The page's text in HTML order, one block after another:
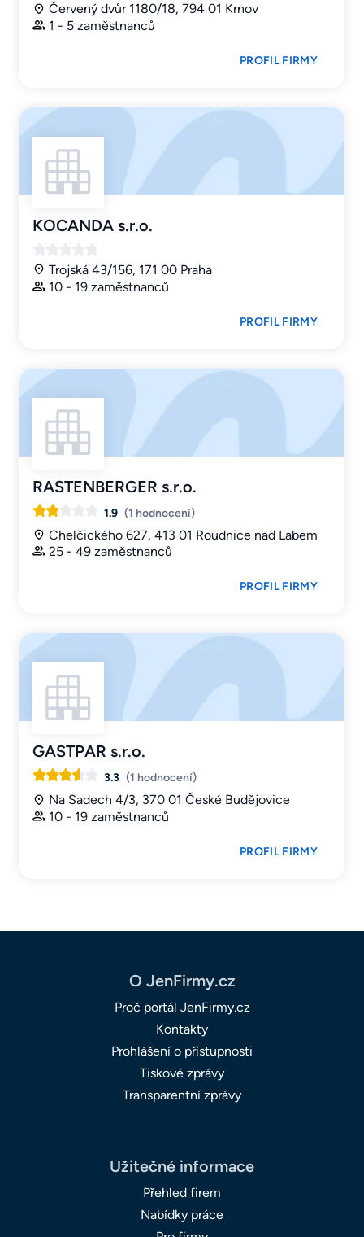
Červený dvůr 1180/18, 794 01 Krnov
1 - 5 zaměstnanců
PROFIL FIRMY
KOCANDA s.r.o.
Trojská 43/156, 171 00 Praha
10 - 19 zaměstnanců
PROFIL FIRMY
RASTENBERGER s.r.o.
1.9 (1 hodnocení)
Chelčického 627, 413 01 Roudnice nad Labem
25 - 49 zaměstnanců
PROFIL FIRMY
GASTPAR s.r.o.
3.3 (1 hodnocení)
Na Sadech 4/3, 370 01 České Budějovice
10 - 19 zaměstnanců
PROFIL FIRMY
O JenFirmy.cz
Proč portál JenFirmy.cz
Kontakty
Prohlášení o přístupnosti
Tiskové zprávy
Transparentní zprávy
Užitečné informace
Přehled firem
Nabídky práce